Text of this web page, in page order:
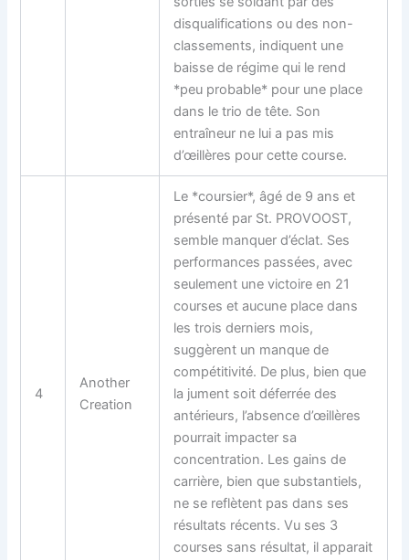
disqualifications ou des non-
classements, indiquent une
baisse de régime qui le rend
*peu probable* pour une place
dans le trio de tête. Son
entraîneur ne lui a pas mis
d’œillères pour cette course.
4
Another
Creation
Le *coursier*, âgé de 9 ans et
présenté par St. PROVOOST,
semble manquer d’éclat. Ses
performances passées, avec
seulement une victoire en 21
courses et aucune place dans
les trois derniers mois,
suggèrent un manque de
compétitivité. De plus, bien que
la jument soit déferrée des
antérieurs, l’absence d’œillères
pourrait impacter sa
concentration. Les gains de
carrière, bien que substantiels,
ne se reflètent pas dans ses
résultats récents. Vu ses 3
courses sans résultat, il apparait